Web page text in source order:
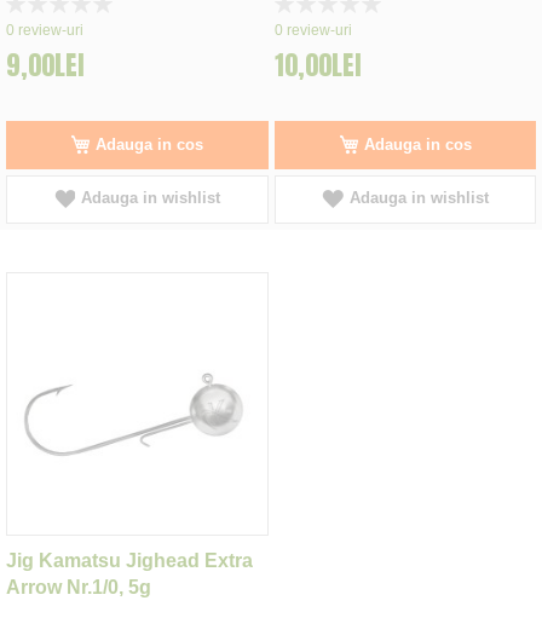
0%
0 review-uri
9,00LEI
Adauga in cos
Adauga in wishlist
0%
0 review-uri
10,00LEI
Adauga in cos
Adauga in wishlist
Jig Kamatsu Jighead Extra
Arrow Nr.1/0, 5g